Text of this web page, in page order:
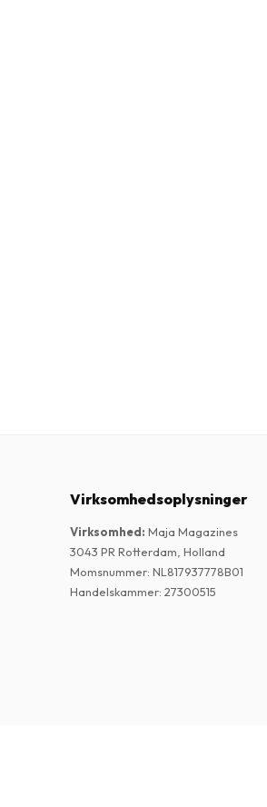
Virksomhedsoplysninger
Virksomhed: Maja Magazines
3043 PR Rotterdam, Holland
Momsnummer: NL817937778B01
Handelskammer: 27300515